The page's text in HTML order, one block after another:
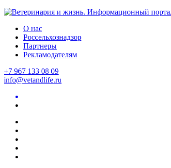
О нас
Россельхознадзор
Партнеры
Рекламодателям
+7 967 133 08 09
info@vetandlife.ru